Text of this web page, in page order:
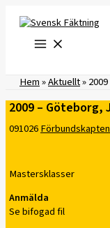
innehåll
Hem»Aktuellt»
2009 –
091026
Mastersklasser
Anmälda
Se bifogad fil